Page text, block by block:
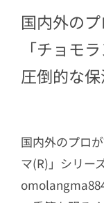
国内外の
「チョモ
圧倒的な
国内外のプロ
マ(R)」シリー